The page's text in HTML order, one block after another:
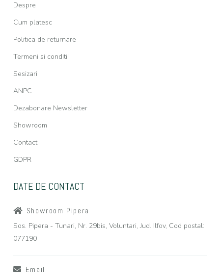
Despre
Cum platesc
Politica de returnare
Termeni si conditii
Sesizari
ANPC
Dezabonare Newsletter
Showroom
Contact
GDPR
DATE DE CONTACT
Showroom Pipera
Sos. Pipera - Tunari, Nr. 29bis, Voluntari, Jud. Ilfov, Cod postal:
077190
Email